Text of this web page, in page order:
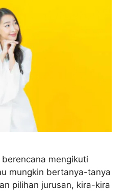
mengikuti
mungkin bertanya-tanya
pilihan jurusan, kira-kira